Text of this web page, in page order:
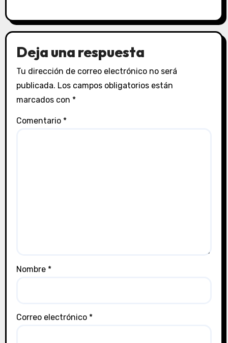
Deja una respuesta
Tu dirección de correo electrónico no será
publicada. Los campos obligatorios están
marcados con *
Comentario *
Nombre *
Correo electrónico *